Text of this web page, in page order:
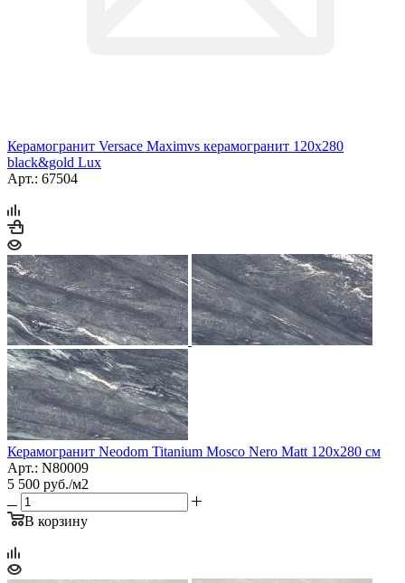
Керамогранит Versace Maximvs керамогранит 120x280
black&gold Lux
Арт.: 67504
Керамогранит Neodom Titanium Mosco Nero Matt 120х280 см
Арт.: N80009
5 500 руб./м2
В корзину